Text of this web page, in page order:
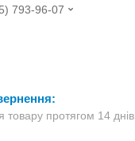
793-96-07
товару протягом 14 днів